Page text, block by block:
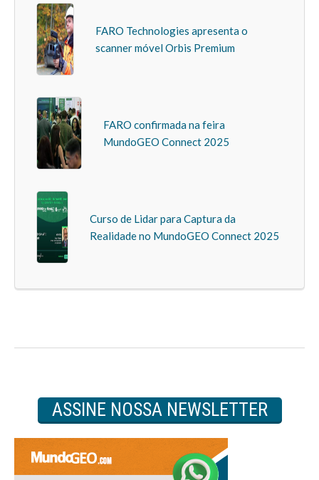
FARO Technologies apresenta o
scanner móvel Orbis Premium
FARO confirmada na feira
MundoGEO Connect 2025
Curso de Lidar para Captura da
Realidade no MundoGEO Connect 2025
ASSINE NOSSA NEWSLETTER